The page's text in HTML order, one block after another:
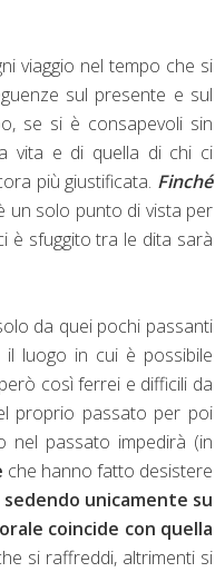
viaggio nel tempo che si
sul presente e sul
se si è consapevoli sin
vita e di quella di chi ci
più giustificata. Finché
un solo punto di vista per
è sfuggito tra le dita sarà
da quei pochi passanti
luogo in cui è possibile
così ferrei e difficili da
proprio passato per poi
nel passato impedirà (in
che hanno fatto desistere
unicamente su
coincide con quella
si raffreddi, altrimenti si